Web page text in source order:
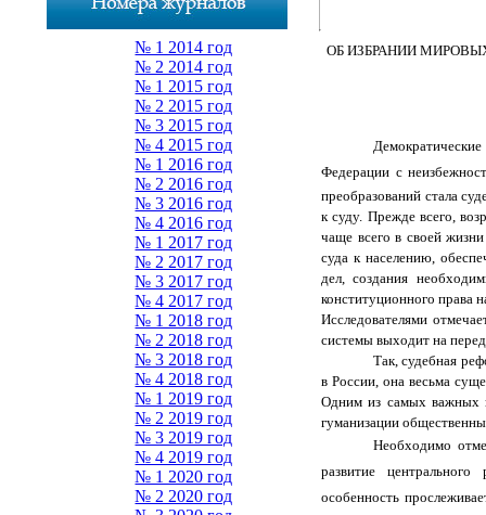
№ 1 2014 год
№ 2 2014 год
№ 1 2015 год
№ 2 2015 год
№ 3 2015 год
№ 4 2015 год
№ 1 2016 год
№ 2 2016 год
№ 3 2016 год
№ 4 2016 год
№ 1 2017 год
№ 2 2017 год
№ 3 2017 год
№ 4 2017 год
№ 1 2018 год
№ 2 2018 год
№ 3 2018 год
№ 4 2018 год
№ 1 2019 год
№ 2 2019 год
№ 3 2019 год
№ 4 2019 год
№ 1 2020 год
№ 2 2020 год
ОБ ИЗБРАНИИ
Федерации с
преобразований стала
к суду. Прежде всего,
чаще всего в своей
суда к населению,
дел, создания
конституционного права
Исследователями
системы выходит на
Так, судебная
в России, она весьма
Одним из самых важных
гуманизации
Необходимо
развитие
особенность